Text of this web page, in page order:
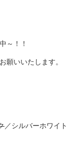
～！！
願いいたします。
／シルバーホワイト